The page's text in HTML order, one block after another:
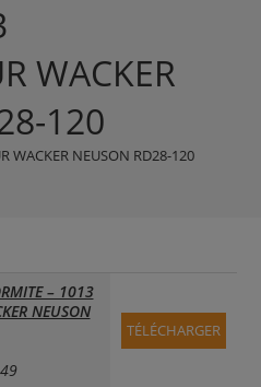
WACKER
120
WACKER NEUSON RD28-120
– 1013
NEUSON
TÉLÉCHARGER